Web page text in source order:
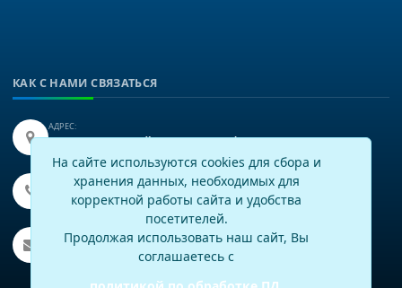
КАК С НАМИ СВЯЗАТЬСЯ
АДРЕС:
Иркутск, улица Байкальская 249, офис 225.
ТЕЛЕФОН:
+7(3952)43-60-16
EMAIL:
info@virtech.ru
На сайте используются cookies для сбора и
хранения данных, необходимых для
корректной работы сайта и удобства
посетителей.
Продолжая использовать наш сайт, Вы
соглашаетесь с